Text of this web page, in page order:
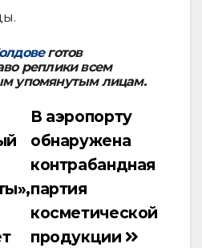
готов
реплики всем
упомянутым лицам.
В аэропорту
обнаружена
контрабандная
партия
косметической
продукции